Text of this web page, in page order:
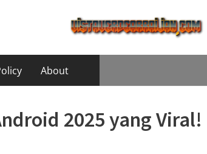
About
2025 yang Viral!